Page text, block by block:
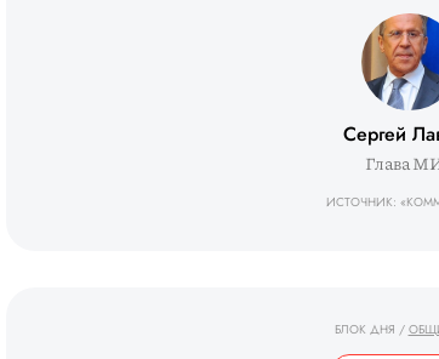
Сергей
Глава
ИСТОЧНИК:
БЛОК ДНЯ /